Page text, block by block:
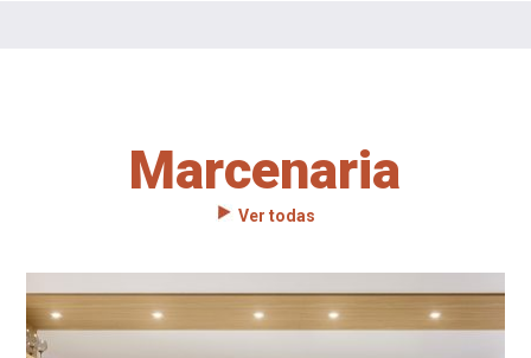
Marcenaria
Ver todas